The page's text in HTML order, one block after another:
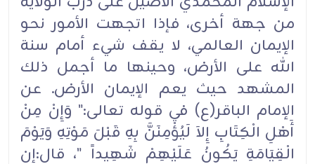
من جهة أخرى، فإذا اتجهت الأمور نحو
الإيمان العالمي، لا يقف شيء أمام سنة
الله على الأرض، وحينها ما أجمل ذلك
المشهد حيث يعم الإيمان الأرض. عن
الإمام الباقر(ع) في قوله تعالى:" وَإِنْ مِنْ
أَهْلِ الْكِتَابِ إِلاَ لَيُؤْمِنَنَّ بِهِ قَبْلَ مَوْتِهِ وَيَوْمَ
الْقِيَامَةِ يَكُونُ عَلَيْهِمْ شَهِيداً "، قال:إن